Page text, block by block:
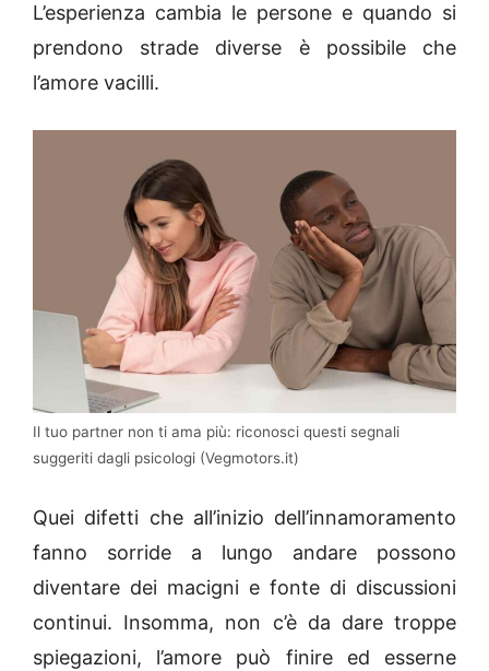
L’esperienza cambia le persone e quando si
prendono strade diverse è possibile che
l’amore vacilli.
Il tuo partner non ti ama più: riconosci questi segnali
suggeriti dagli psicologi (Vegmotors.it)
Quei difetti che all’inizio dell’innamoramento
fanno sorride a lungo andare possono
diventare dei macigni e fonte di discussioni
continui. Insomma, non c’è da dare troppe
spiegazioni, l’amore può finire ed esserne